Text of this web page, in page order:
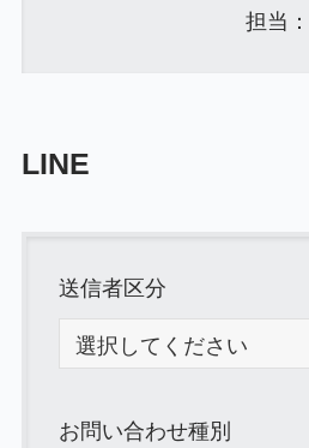
担当：
LINE
送信者区分
お問い合わせ種別